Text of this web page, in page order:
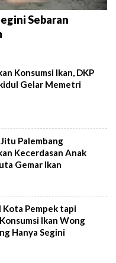
Sebaran
Konsumsi Ikan, DKP
Gelar Memetri
Palembang
Kecerdasan Anak
Gemar Ikan
Kota Pempek tapi
Ikan Wong
Hanya Segini